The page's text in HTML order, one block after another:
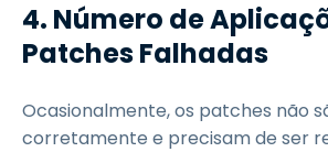
4. Número de
Patches Falhadas
Ocasionalmente, os patches não
corretamente e precisam de ser